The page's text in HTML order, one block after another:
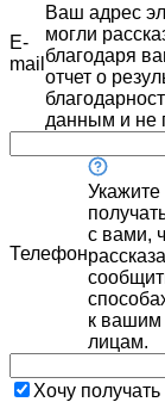
E-
mail
Ваш адрес
могли
благодаря
отчет о
данным и не
Телефон
с вами,
к вашим
лицам.
Хочу